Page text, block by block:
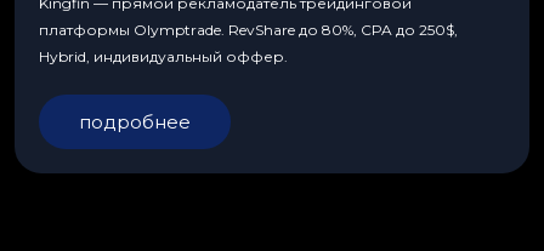
платформы Olymptrade. RevShare до 80%, CPA до 250$,
Hybrid, индивидуальный оффер.
подробнее